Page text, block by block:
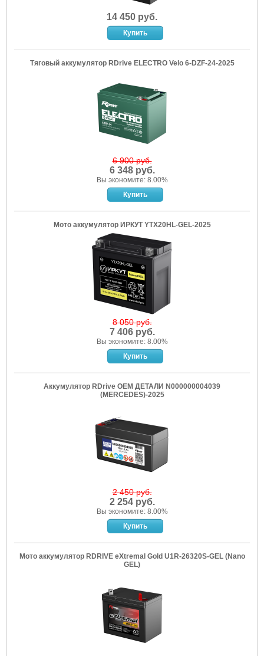
14 450 руб.
Тяговый аккумулятор RDrive ELECTRO Velo 6-DZF-24-2025
6 900 руб.
6 348 руб.
Вы экономите: 8.00%
Мото аккумулятор ИРКУТ YTX20HL-GEL-2025
8 050 руб.
7 406 руб.
Вы экономите: 8.00%
Аккумулятор RDrive OEM ДЕТАЛИ N000000004039
(MERCEDES)-2025
2 450 руб.
2 254 руб.
Вы экономите: 8.00%
Мото аккумулятор RDRIVE eXtremal Gold U1R-26320S-GEL (Nano
GEL)